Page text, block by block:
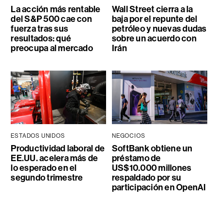
La acción más rentable
del S&P 500 cae con
fuerza tras sus
resultados: qué
preocupa al mercado
Wall Street cierra a la
baja por el repunte del
petróleo y nuevas dudas
sobre un acuerdo con
Irán
ESTADOS UNIDOS
Productividad laboral de
EE.UU. acelera más de
lo esperado en el
segundo trimestre
NEGOCIOS
SoftBank obtiene un
préstamo de
US$10.000 millones
respaldado por su
participación en OpenAI